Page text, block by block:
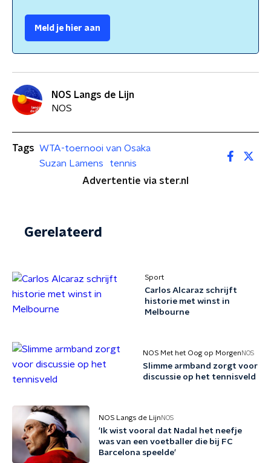
Meld je hier aan
NOS Langs de Lijn
NOS
Tags WTA-toernooi van Osaka
Suzan Lamens
tennis
Advertentie via ster.nl
Gerelateerd
Sport
Carlos Alcaraz schrijft
historie met winst in
Melbourne
NOS Met het Oog op Morgen NOS
Slimme armband zorgt voor
discussie op het tennisveld
NOS Langs de Lijn NOS
'Ik wist vooral dat Nadal het neefje
was van een voetballer die bij FC
Barcelona speelde'